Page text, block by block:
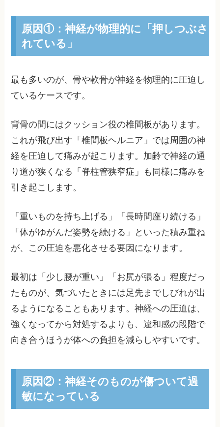
原因①：神経が物理的に「押しつぶさ
れている」
最も多いのが、骨や軟骨が神経を物理的に圧迫し
ているケースです。
背骨の間にはクッション役の椎間板があります。
これが飛び出す「椎間板ヘルニア」では周囲の神
経を圧迫して痛みが起こります。加齢で神経の通
り道が狭くなる「脊柱管狭窄症」も同様に痛みを
引き起こします。
「重いものを持ち上げる」「長時間座り続ける」
「体がゆがんだ姿勢を続ける」といった積み重ね
が、この圧迫を悪化させる要因になります。
最初は「少し腰が重い」「お尻が張る」程度だっ
たものが、気づいたときには足先までしびれが出
るようになることもあります。神経への圧迫は、
強くなってから対処するよりも、違和感の段階で
向き合うほうが体への負担を減らしやすいです。
原因②：神経そのものが傷ついて過
敏になっている